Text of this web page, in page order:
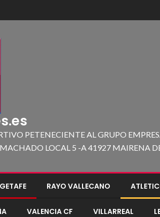
PETENECIENTE AL GRUPO
LOCAL 5 -A 41927 MAIRENA
GETAFE RAYO VALLECANO
VALENCIA CF VILLARREAL